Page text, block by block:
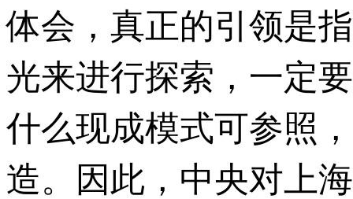
体会，真正的引领是
光来进行探索，一定
什么现成模式可参照
造。因此，中央对上